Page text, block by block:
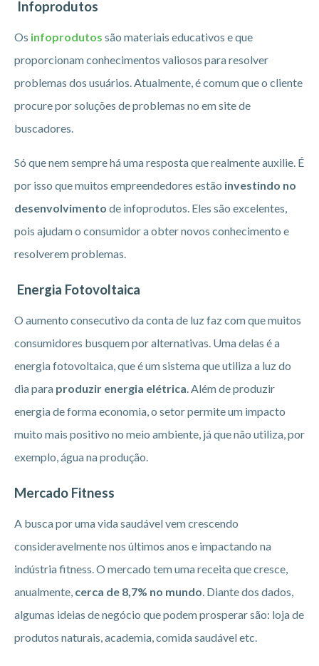
Infoprodutos
Os infoprodutos são materiais educativos e que
proporcionam conhecimentos valiosos para resolver
problemas dos usuários. Atualmente, é comum que o cliente
procure por soluções de problemas no em site de
buscadores.
Só que nem sempre há uma resposta que realmente auxilie. É
por isso que muitos empreendedores estão investindo no
desenvolvimento de infoprodutos. Eles são excelentes,
pois ajudam o consumidor a obter novos conhecimento e
resolverem problemas.
Energia Fotovoltaica
O aumento consecutivo da conta de luz faz com que muitos
consumidores busquem por alternativas. Uma delas é a
energia fotovoltaica, que é um sistema que utiliza a luz do
dia para produzir energia elétrica. Além de produzir
energia de forma economia, o setor permite um impacto
muito mais positivo no meio ambiente, já que não utiliza, por
exemplo, água na produção.
Mercado Fitness
A busca por uma vida saudável vem crescendo
consideravelmente nos últimos anos e impactando na
indústria fitness. O mercado tem uma receita que cresce,
anualmente, cerca de 8,7% no mundo. Diante dos dados,
algumas ideias de negócio que podem prosperar são: loja de
produtos naturais, academia, comida saudável etc.